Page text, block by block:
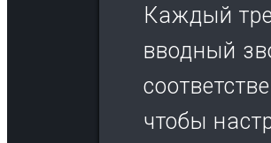
Каждый
вводный
чтобы